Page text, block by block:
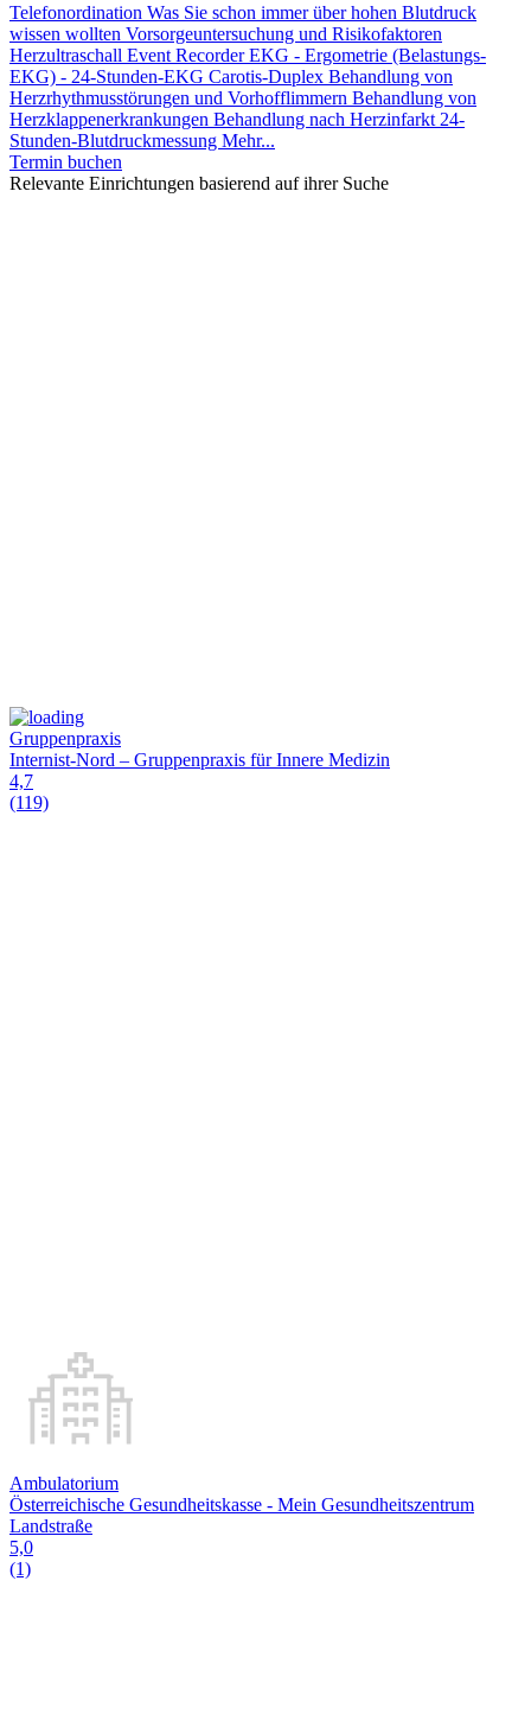
Telefonordination Was Sie schon immer über hohen Blutdruck
wissen wollten Vorsorgeuntersuchung und Risikofaktoren
Herzultraschall Event RecorderEKG - Ergometrie (Belastungs-
EKG) - 24-Stunden-EKG Carotis-Duplex Behandlung von
Herzrhythmusstörungen und Vorhofflimmern Behandlung von
Herzklappenerkrankungen Behandlung nach Herzinfarkt 24-
Stunden-Blutdruckmessung Mehr...
Termin buchen
Relevante Einrichtungen basierend auf ihrer Suche
Gruppenpraxis
Internist-Nord – Gruppenpraxis für Innere Medizin
4,7
(119)
Ambulatorium
Österreichische Gesundheitskasse - Mein Gesundheitszentrum
Landstraße
5,0
(1)